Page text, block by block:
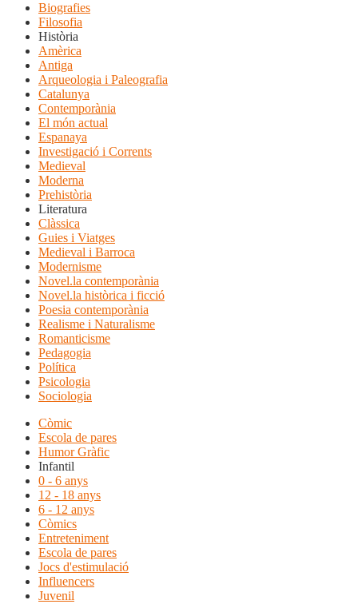
Biografies
Filosofia
Història
Amèrica
Antiga
Arqueologia i Paleografia
Catalunya
Contemporània
El món actual
Espanaya
Investigació i Corrents
Medieval
Moderna
Prehistòria
Literatura
Clàssica
Guies i Viatges
Medieval i Barroca
Modernisme
Novel.la contemporània
Novel.la històrica i ficció
Poesia contemporània
Realisme i Naturalisme
Romanticisme
Pedagogia
Política
Psicologia
Sociologia
Còmic
Escola de pares
Humor Gràfic
Infantil
0 - 6 anys
12 - 18 anys
6 - 12 anys
Còmics
Entreteniment
Escola de pares
Jocs d'estimulació
Influencers
Juvenil